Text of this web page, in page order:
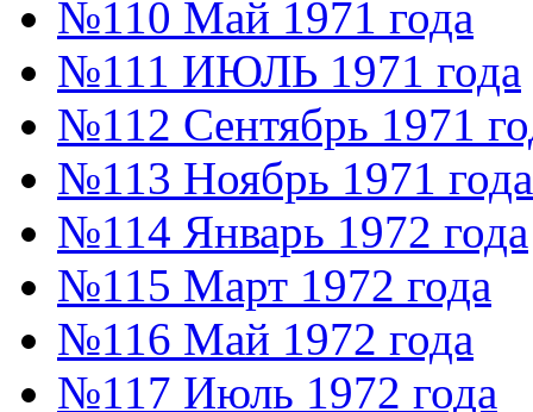
№110 Май 1971 года
№111 ИЮЛЬ 1971 года
№112 Сентябрь 1971
№113 Ноябрь 1971 года
№114 Январь 1972 года
№115 Март 1972 года
№116 Май 1972 года
№117 Июль 1972 года